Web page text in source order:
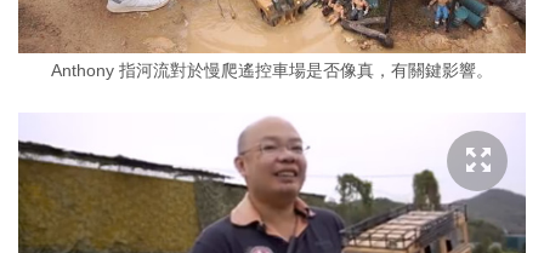
Anthony 指河流對於慢爬遙控車場是否像真，有關鍵影響。